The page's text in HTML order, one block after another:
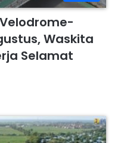
Waskita
Selamat